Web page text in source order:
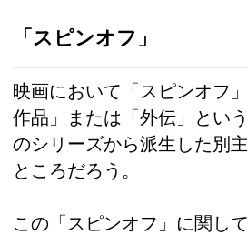
「スピンオフ」
映画において「スピンオフ
作品」または「外伝」とい
のシリーズから派生した別
ところだろう。
この「スピンオフ」に関し